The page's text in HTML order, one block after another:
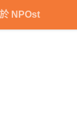
NPOst